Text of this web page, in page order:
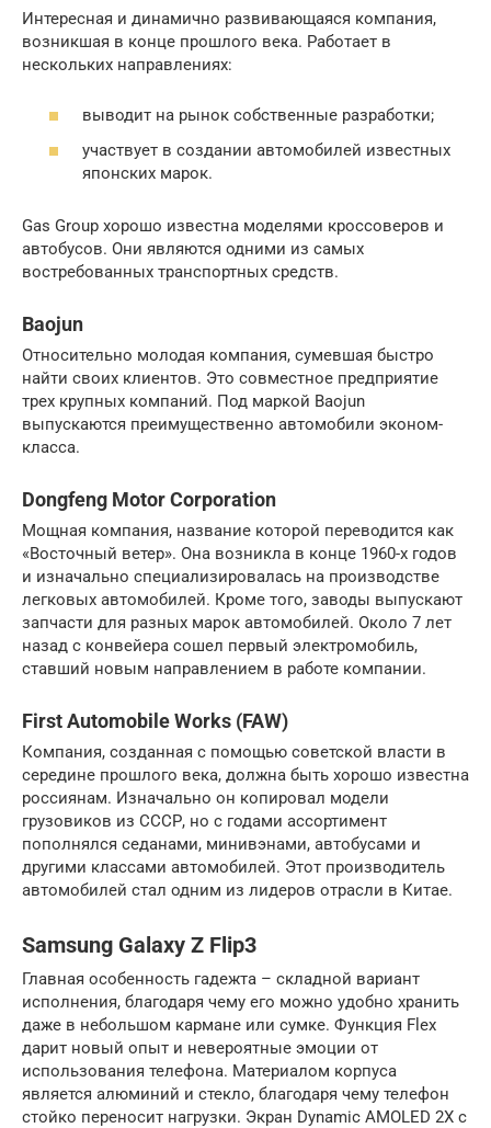
Интересная и динамично развивающаяся компания,
возникшая в конце прошлого века. Работает в
нескольких направлениях:
выводит на рынок собственные разработки;
участвует в создании автомобилей известных
японских марок.
Gas Group хорошо известна моделями кроссоверов и
автобусов. Они являются одними из самых
востребованных транспортных средств.
Baojun
Относительно молодая компания, сумевшая быстро
найти своих клиентов. Это совместное предприятие
трех крупных компаний. Под маркой Baojun
выпускаются преимущественно автомобили эконом-
класса.
Dongfeng Motor Corporation
Мощная компания, название которой переводится как
«Восточный ветер». Она возникла в конце 1960-х годов
и изначально специализировалась на производстве
легковых автомобилей. Кроме того, заводы выпускают
запчасти для разных марок автомобилей. Около 7 лет
назад с конвейера сошел первый электромобиль,
ставший новым направлением в работе компании.
First Automobile Works (FAW)
Компания, созданная с помощью советской власти в
середине прошлого века, должна быть хорошо известна
россиянам. Изначально он копировал модели
грузовиков из СССР, но с годами ассортимент
пополнялся седанами, минивэнами, автобусами и
другими классами автомобилей. Этот производитель
автомобилей стал одним из лидеров отрасли в Китае.
Samsung Galaxy Z Flip3
Главная особенность гадежта – складной вариант
исполнения, благодаря чему его можно удобно хранить
даже в небольшом кармане или сумке. Функция Flex
дарит новый опыт и невероятные эмоции от
использования телефона. Материалом корпуса
является алюминий и стекло, благодаря чему телефон
стойко переносит нагрузки. Экран Dynamic AMOLED 2X с